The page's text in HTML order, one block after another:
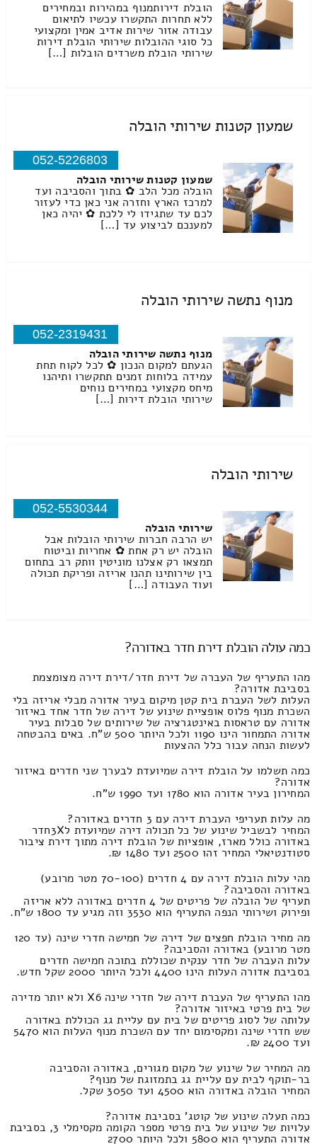
הובלת דירותמנוף במהירות ובמחירים
ללא תחרות התקשרו עכשיו לתיאום
עבודה אזור שירות אדיב אמין ומקצועי
כל סוגי ההובלות שירותי הובלת דירות
שירותי הובלת משרדים הובלות […]
שמעון קטנות שירותי הובלה
052-5226803
שמעון קטנות שירותי הובלה
הובלה מכל הלב ✿ בתוך והסביבה ועד
למרכז הארץ וחזרה אני כאן כדי לעזור
לכם עד שתגידו לי ללכת ✿ יהיה כאן
למענכם לביצוע עד […]
מנוף נתשה שירותי הובלה
052-2319431
מנוף נתשה שירותי הובלה
הגעתם למקום הנכון ✿ לכל לקוח תחת
עמידה בלוחות זמנים תתקשרו ותיהנו
מיחס מקצועי במחירים נוחים
שירותי הובלת דירות […]
שירותי הובלה
052-5530344
שירותי הובלה
יש הרבה חברות שירותי הובלות אבל
הובלה יש רק אחת ✿ אחריות וביטוח
תמצאו רק אצלנו מוניטין וותק רב בתחום
בין שירותינו תהנו אריזה ופריקת תכולה
ועוד העבודה […]
כמה עולה הובלת דירת חדר באדורה?
מהו התעריף של העברה של דירת חדר/דירת דירה מצומצמת
בסביבת אדורה?
העלות לשל העברת בית קטן מיקום בעיר אדורה מבלי אריזה בלי
השכרת מנוף פלוס אופציית שינוע של דירה של חדר אחד באיזור
אדורה עם טראסות באינטגרציה של שירותים של סבלות בעיר
אדורה התמחור הינו 1190 ולכל היותר 500 ש"ח. באים בהבטחה
לעשות הנחה עבור כלל ההצעות
כמה תשלמו על הובלת דירה שמיועדת לבערך שני חדרים באיזור
אדורה?
המחירון בעיר אדורה הוא 1780 ועד 1990 ש"ח.
מה עלות תעריפי העברת דירה עם 3 חדרים באדורה?
המחיר לבשביל שינוע של כל תכולה דירה שמיועדת ל3Xחדר
באדורה כולל מארז, אופציות של הובלת דירה מתוך דירת ציבור
סטודנטיאלי המחיר זהו 2500 ועד 1480 ₪.
מהי עלות הובלת דירה עם 4 חדרים (70-100 מטר מרובע)
באדורה והסביבה?
תעריף של הובלה של פריטים של 4 חדרים באדורה ללא אריזה
ופירוק ושירותי הנפה התעריף הוא 3530 וזה מגיע עד 1800 ש"ח.
מה מחיר הובלת חפצים של דירה של חמישה חדרי שינה (עד 120
מטר מרובע) באדורה והסביבה?
עלות העברה של חדר ענקית שכוללת בתוכה חמישה חדרים
בסביבת אדורה העלות הינו 4400 ולכל היותר 2000 שקל חדש.
מהו התעריף של העברת דירה של חדרי שינה X6 ולא יותר מדירה
של בית פרטי באיזור אדורה?
עלותה של לסוג פריטים של בית עם עליית גג הכוללת באדורה
שש חדרי שינה ומקסימום יחד עם השכרת מנוף העלות הוא 5470
ועד 2400 ₪.
מה המחיר של שינוע של מקום מגורים, באדורה והסביבה
בר-תוקף לבית עם עליית גג בתמזוגת של מנוף?
המחיר הובלה באדורה הוא 4500 ועד 3050 שקל.
כמה תעלה שינוע של קוטג' בסביבת אדורה?
עלויות של שינוע של בית פרטי מספר הקומה מקסימלי 3, בסביבת
אדורה התעריף הוא 5800 ולכל היותר 2700